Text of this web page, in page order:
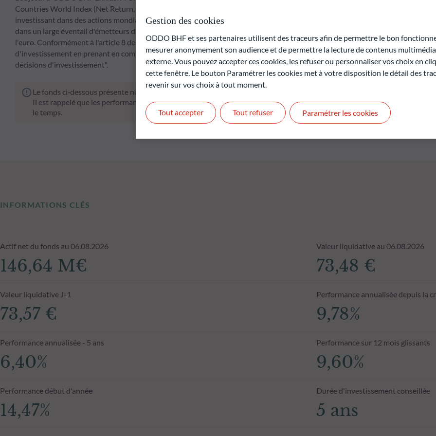
Countries World Index (Net Return, EUR), après réinvestissement des dividendes, sur une période continue de cinq ans, en
investissant dans des actions mondiales. L'exposition aux actions du compartiment est toujours supérieure à 90%. Il investit
dans un large éventail d'émetteurs du monde entier et les investissements peuvent être libellés dans des devises autres que
l'euro. Conformément à l'article 8 de la SFDR, le gestionnaire intègre les risques de durabilité dans son processus
d'investissement en prenant en compte les caractéristiques ESG (environnement, social et bonne gouvernance) dans ses
décisions d'investissement".
Le fonds ci‑dessous présente notamment un risque de perte en capital.
Il est rappelé que les performances passées ne préjugent pas des performances futures et ne sont pas constantes dans
le temps.
INFORMATIONS CLÉS
Actif net du fonds au 06.08.2026
146,64 M€
Valeur liquidative au 06.08.2026
73,48 €
Valeur liquidative J-1
73,57 €
Performance annualisée depuis la
9,78%
Performance annualisée - 5 ans
6,40%
Performance sur 12 mois glissants
9,60%
Performance début d'année
14,47%
Durée d'investissement conseillée
5 ans
Gestion des cookies
ODDO BHF et ses partenaires utilisent des traceurs afin de permettre le bon
mesurer anonymement son audience et de permettre la lecture de contenus
externe. Vous pouvez accepter ces cookies, les refuser ou personnaliser vos choix en
cette fenêtre. Le bouton Paramétrer les cookies met à votre disposition le détail des
revenir sur vos choix à tout moment.
Tout refuser
Tout accepter Paramétrer les cookies